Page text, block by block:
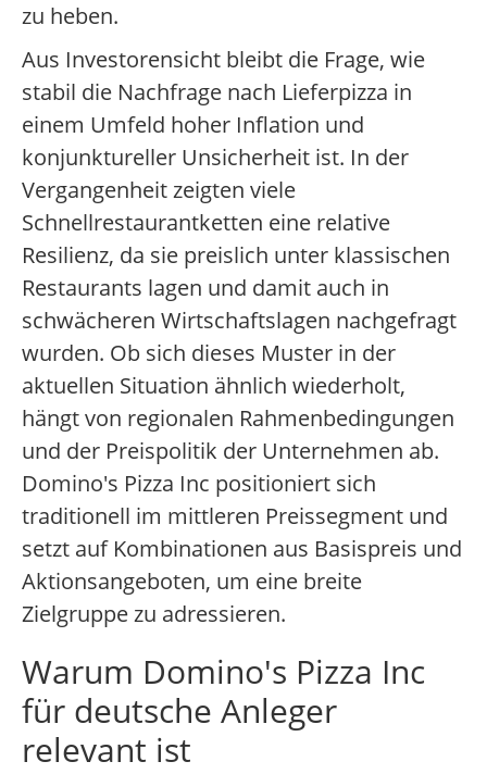
zu heben.
Aus Investorensicht bleibt die Frage, wie
stabil die Nachfrage nach Lieferpizza in
einem Umfeld hoher Inflation und
konjunktureller Unsicherheit ist. In der
Vergangenheit zeigten viele
Schnellrestaurantketten eine relative
Resilienz, da sie preislich unter klassischen
Restaurants lagen und damit auch in
schwächeren Wirtschaftslagen nachgefragt
wurden. Ob sich dieses Muster in der
aktuellen Situation ähnlich wiederholt,
hängt von regionalen Rahmenbedingungen
und der Preispolitik der Unternehmen ab.
Domino's Pizza Inc positioniert sich
traditionell im mittleren Preissegment und
setzt auf Kombinationen aus Basispreis und
Aktionsangeboten, um eine breite
Zielgruppe zu adressieren.
Warum Domino's Pizza Inc
für deutsche Anleger
relevant ist